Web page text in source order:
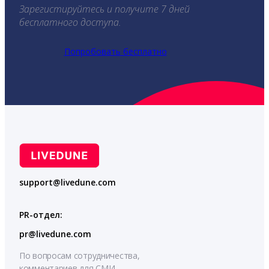
Зарегистируйтесь и получите 7 дней
бесплатного доступа.
Попробовать бесплатно
support@livedune.com
PR-отдел:
pr@livedune.com
По вопросам сотрудничества,